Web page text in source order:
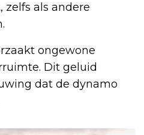
zelfs als andere
ongewone
Dit geluid
dat de dynamo